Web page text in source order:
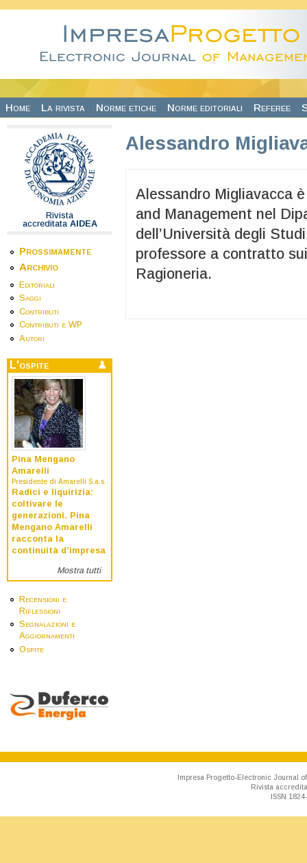
Home La rivista Norme etiche Norme editoriali Referee
Rivista
accreditata AIDEA
Prossimamente
Archivio
Editoriali
Saggi
Contributi
Contributi e WP
Autori
L'ospite
Pina Mengano
Amarelli
Presidente di Amarelli S.a.s.
Radici e liquirizia:
coltivare le
generazioni. Pina
Mengano Amarelli
racconta la
continuità d’impresa
Mostra tutti
Recensioni e
Riflessioni
Segnalazioni e
Aggiornamenti
Ospite
Alessandro
Alessandro Migliavacca
and Management nel
dell’Università degli
professore a contratto
Ragioneria.
Impresa Progetto-Electronic Journal
Rivista
ISSN